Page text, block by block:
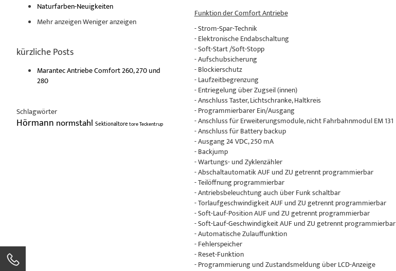
Funktion der Comfort Antriebe
- Strom-Spar-Technik
- Elektronische Endabschaltung
- Soft-Start /Soft-Stopp
- Aufschubsicherung
- Blockierschutz
- Laufzeitbegrenzung
- Entriegelung über Zugseil (innen)
- Anschluss Taster, Lichtschranke, Haltkreis
- Programmierbarer Ein/Ausgang
- Anschluss für Erweiterungsmodule, nicht Fahrbahnmodul EM 131
- Anschluss für Battery backup
- Ausgang 24 VDC, 250 mA
- Backjump
- Wartungs- und Zyklenzähler
- Abschaltautomatik AUF und ZU getrennt programmierbar
- Teilöffnung programmierbar
- Antriebsbeleuchtung auch über Funk schaltbar
- Torlaufgeschwindigkeit AUF und ZU getrennt programmierbar
- Soft-Lauf-Position AUF und ZU getrennt programmierbar
- Soft-Lauf-Geschwindigkeit AUF und ZU getrennt programmierbar
- Automatische Zulauffunktion
- Fehlerspeicher
- Reset-Funktion
- Programmierung und Zustandsmeldung über LCD-Anzeige
Naturfarben-Neuigkeiten
Mehr anzeigenWeniger anzeigen
kürzliche Posts
Marantec Antriebe Comfort 260, 270 und
280
Schlagwörter
Hörmann normstahl SektionaltoretoreTeckentrup